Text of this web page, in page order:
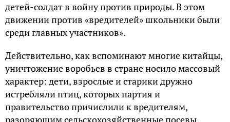
детей-солдат в войну против природы. В этом
движении против «вредителей» школьники были
среди главных участников».
Действительно, как вспоминают многие китайцы,
уничтожение воробьев в стране носило массовый
характер: дети, взрослые и старики дружно
истребляли птиц, которых партия и
правительство причислили к вредителям,
разоряющим сельскохозяйственные посевы.